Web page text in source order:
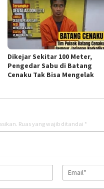
Dikejar Sekitar 100 Meter,
Pengedar Sabu di Batang
Cenaku Tak Bisa Mengelak
Ruas yang wajib ditandai *